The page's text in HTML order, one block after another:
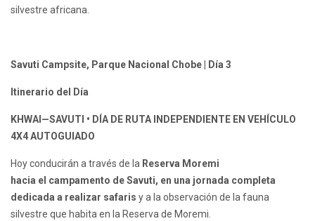
silvestre africana.
Savuti Campsite, Parque Nacional Chobe | Día 3
Itinerario del Día
KHWAI—SAVUTI • DÍA DE RUTA INDEPENDIENTE EN VEHÍCULO
4X4 AUTOGUIADO
Hoy conducirán a través de la Reserva Moremi
hacia el campamento de Savuti, en una jornada completa
dedicada a realizar safaris y a la observación de la fauna
silvestre que habita en la Reserva de Moremi.